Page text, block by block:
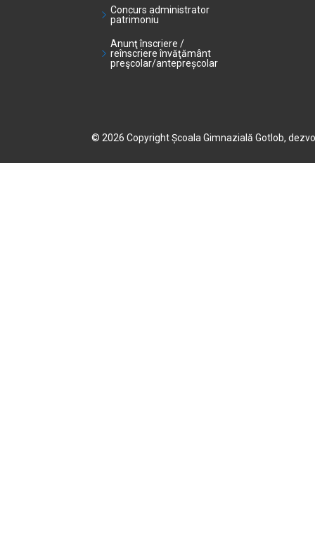
Concurs administrator
patrimoniu
Anunţ înscriere /
reînscriere învăţământ
preşcolar/antepreșcolar
© 2026 Copyright Școala Gimnazială Gotlob,